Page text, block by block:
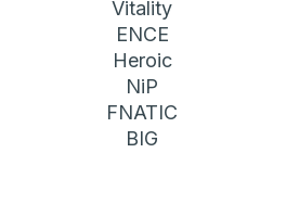
Vitality
ENCE
Heroic
NiP
FNATIC
BIG